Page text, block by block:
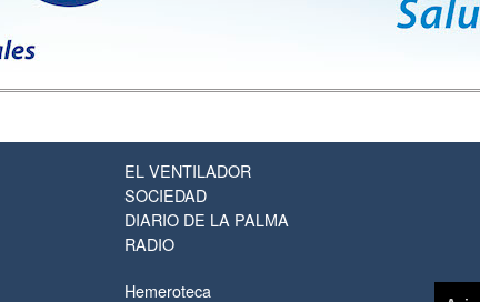
EL VENTILADOR
SOCIEDAD
DIARIO DE LA PALMA
RADIO
Hemeroteca